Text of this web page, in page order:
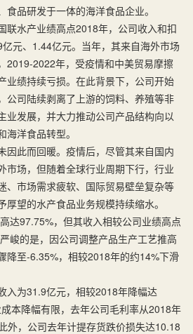
品研发于一体的海洋食品企业。
水产业绩高点2018年，公司收入和扣
元、1.44亿元。当年，其来自海外市场
2019-2022年，受疫情和中美贸易摩擦
业绩持续亏损。在此背景下，公司开始
公司陆续剥离了上游的饲料、养殖等非
业发展，并大力推动公司产品结构向以
洋食品转型。
此而回暖。疫情后，尽管其来自国内
市场，但随着全球行业周期下行，行业
、市场需求疲软、国际贸易壁垒复杂等
望的水产食品业务规模持续缩水。
达97.75%，但其收入相较公司业绩高点
峻的是，因公司调整产品生产工艺推高
降至-6.35%，相较2018年的约14%下滑
为31.9亿元，相较2018年降幅达
本降幅有限，去年公司毛利率从2018年
外，公司去年计提存货跌价损失达10.18